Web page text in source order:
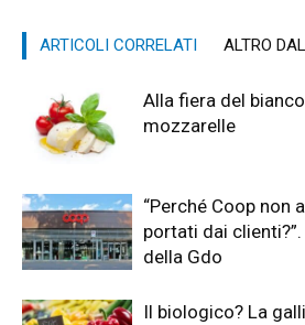
ARTICOLI CORRELATI ALTRO
Alla fiera del
mozzarelle
“Perché Coop non
portati dai
della Gdo
Il biologico? La